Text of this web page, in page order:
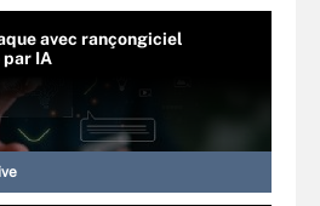
avec rançongiciel
IA